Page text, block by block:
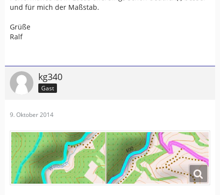
und für mich der Maßstab.
Grüße
Ralf
kg340
Gast
9. Oktober 2014